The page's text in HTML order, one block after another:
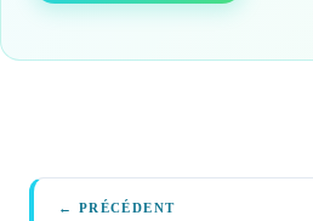
← PRÉCÉDENT